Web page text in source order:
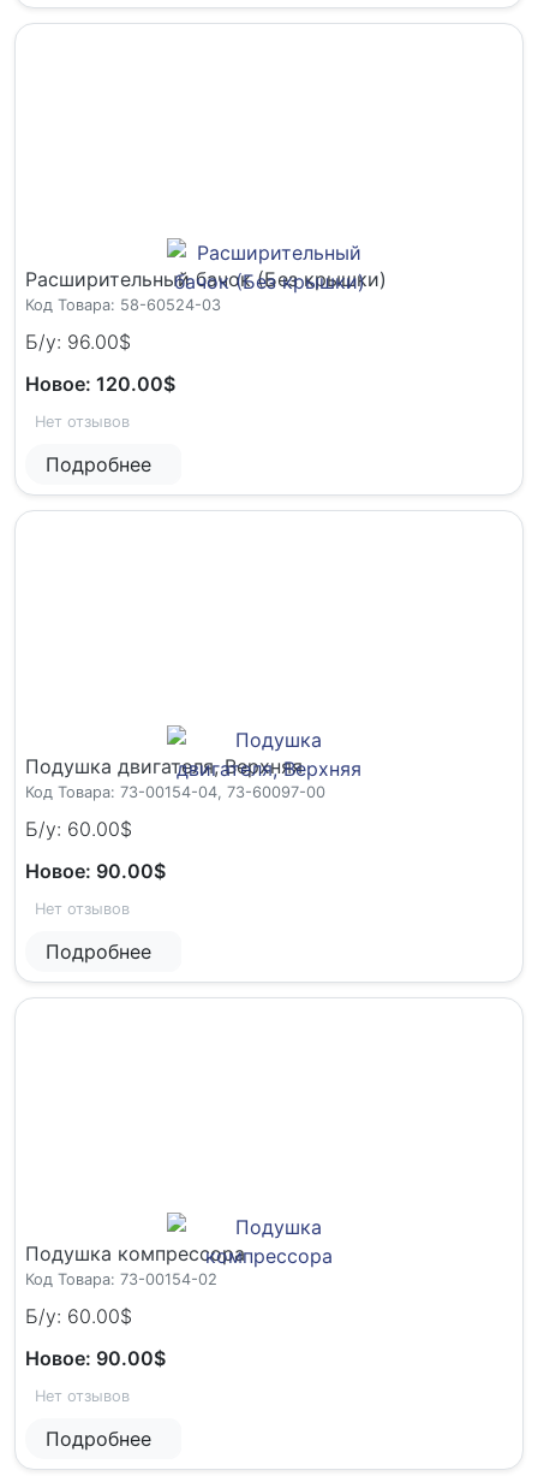
Расширительный бачок (Без крышки)
Код Товара: 58-60524-03
Б/у: 96.00$
Новое: 120.00$
Нет отзывов
Подробнее
Подушка двигателя, Верхняя
Код Товара: 73-00154-04, 73-60097-00
Б/у: 60.00$
Новое: 90.00$
Нет отзывов
Подробнее
Подушка компрессора
Код Товара: 73-00154-02
Б/у: 60.00$
Новое: 90.00$
Нет отзывов
Подробнее